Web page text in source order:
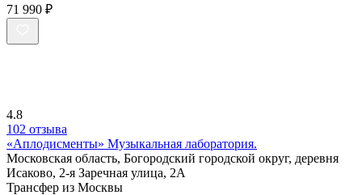
71 990 ₽
4.8
102 отзыва
«Аплодисменты» Музыкальная лаборатория.
Московская область, Богородский городской округ, деревня
Исаково, 2-я Заречная улица, 2А
Трансфер из Москвы